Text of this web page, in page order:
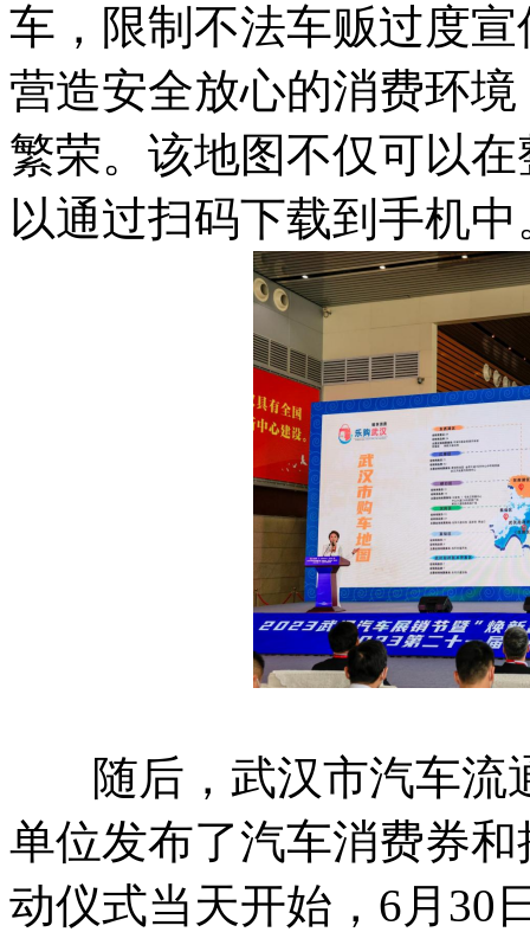
车，限制不法车贩过度
营造安全放心的消费环
繁荣。该地图不仅可以
以通过扫码下载到手机中
随后，武汉市汽车流
单位发布了汽车消费券
动仪式当天开始，6月30